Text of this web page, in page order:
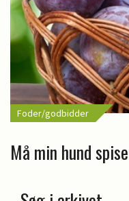
Foder/godbidder
Må min hund